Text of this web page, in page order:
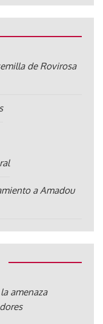
de Rovirosa
a Amadou
amenaza